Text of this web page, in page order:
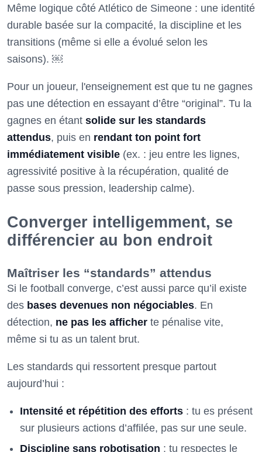
Même logique côté Atlético de Simeone : une identité
durable basée sur la compacité, la discipline et les
transitions (même si elle a évolué selon les
saisons). ￼
Pour un joueur, l'enseignement est que tu ne gagnes
pas une détection en essayant d’être “original”. Tu la
gagnes en étant solide sur les standards
attendus, puis en rendant ton point fort
immédiatement visible (ex. : jeu entre les lignes,
agressivité positive à la récupération, qualité de
passe sous pression, leadership calme).
Converger intelligemment, se
différencier au bon endroit
Maîtriser les “standards” attendus
Si le football converge, c’est aussi parce qu’il existe
des bases devenues non négociables. En
détection, ne pas les afficher te pénalise vite,
même si tu as un talent brut.
Les standards qui ressortent presque partout
aujourd’hui :
Intensité et répétition des efforts : tu es présent
sur plusieurs actions d’affilée, pas sur une seule.
Discipline sans robotisation : tu respectes le